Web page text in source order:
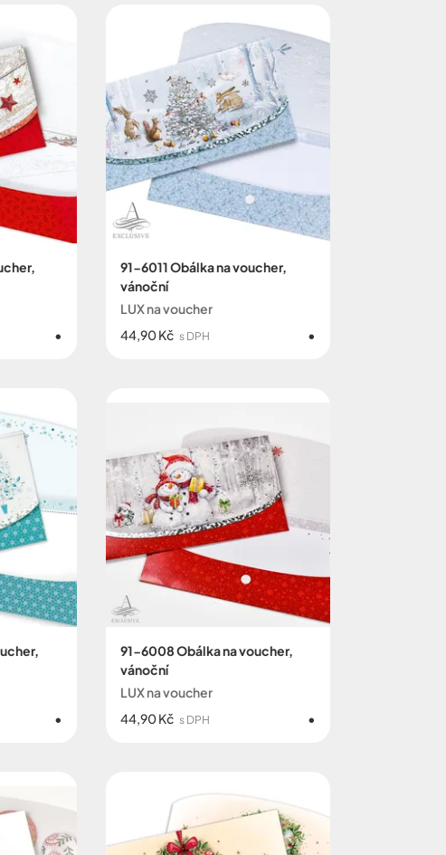
91-6011 Obálka na voucher,
vánoční
LUX na voucher
44,90 Kč s DPH
91-6008 Obálka na voucher,
vánoční
LUX na voucher
44,90 Kč s DPH